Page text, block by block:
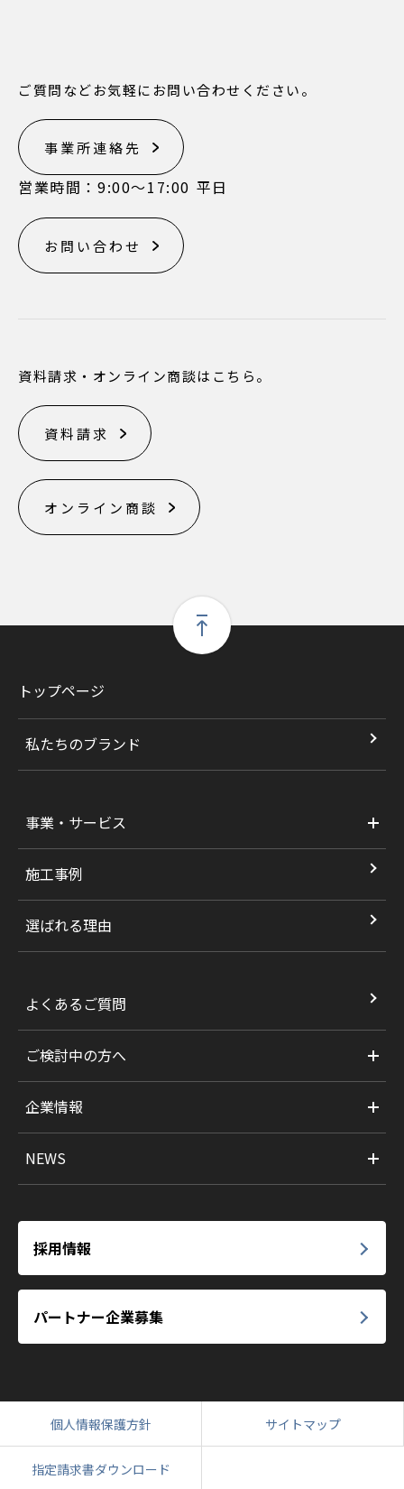
ご質問などお気軽にお問い合わせください。
事業所連絡先
営業時間：9:00〜17:00 平日
お問い合わせ
資料請求・オンライン商談はこちら。
資料請求
オンライン商談
トップページ
私たちのブランド
事業・サービス
施工事例
選ばれる理由
よくあるご質問
ご検討中の方へ
企業情報
NEWS
採用情報
パートナー企業募集
個人情報保護方針 サイトマップ
指定請求書ダウンロード